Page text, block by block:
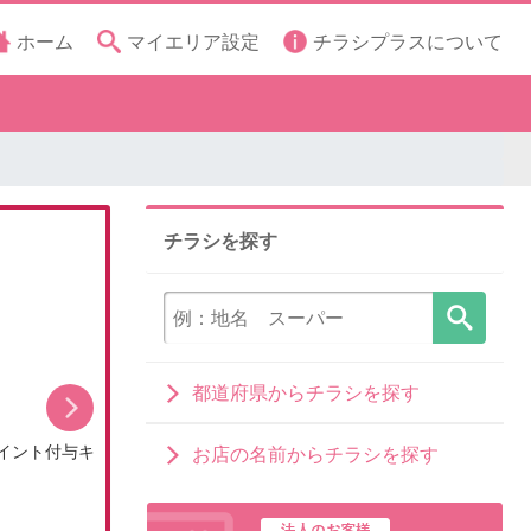
ホーム マイエリア設定 チラシプラスについて
ント付与キ 8月のDCMブランドイチオシ商品
チラシを探す
都道府県からチラシを探す
お店の名前からチラシを探す